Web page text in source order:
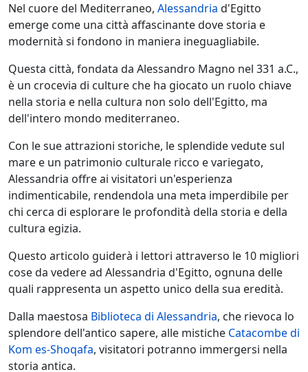
Nel cuore del Mediterraneo, Alessandria d'Egitto
emerge come una città affascinante dove storia e
modernità si fondono in maniera ineguagliabile.
Questa città, fondata da Alessandro Magno nel 331 a.C.,
è un crocevia di culture che ha giocato un ruolo chiave
nella storia e nella cultura non solo dell'Egitto, ma
dell'intero mondo mediterraneo.
Con le sue attrazioni storiche, le splendide vedute sul
mare e un patrimonio culturale ricco e variegato,
Alessandria offre ai visitatori un'esperienza
indimenticabile, rendendola una meta imperdibile per
chi cerca di esplorare le profondità della storia e della
cultura egizia.
Questo articolo guiderà i lettori attraverso le 10 migliori
cose da vedere ad Alessandria d'Egitto, ognuna delle
quali rappresenta un aspetto unico della sua eredità.
Dalla maestosa Biblioteca di Alessandria, che rievoca lo
splendore dell'antico sapere, alle mistiche Catacombe di
Kom es-Shoqafa, visitatori potranno immergersi nella
storia antica.